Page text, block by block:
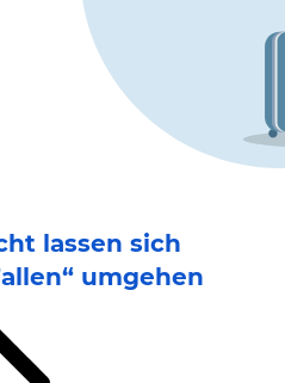
lassen sich
umgehen